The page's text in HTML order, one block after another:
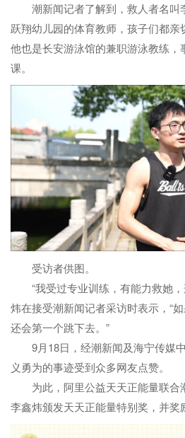
潮新闻记者了解到，救人者名叫
跃翔幼儿园的体育教师，孩子们都亲
他也是长安游泳馆的兼职游泳教练，
课。
受访者供图。
“我受过专业训练，有能力救她
炜在接受潮新闻记者采访时表示，“
还会第一个跳下去。”
9月18日，经潮新闻及海宁传媒
义勇为的事迹受到众多网友点赞。
为此，阿里公益天天正能量联合
李鑫炜颁发天天正能量特别奖，并奖